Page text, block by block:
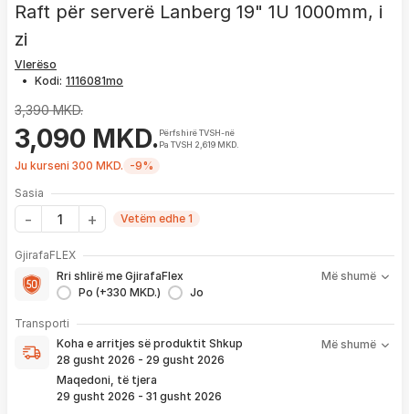
Raft për serverë Lanberg 19" 1U 1000mm, i
zi
Vlerëso
• Kodi:
3,390 MKD.
3,090 MKD.Përfshirë TVSH-në
Pa TVSH 2,619 MKD.
Ju kurseni 300 MKD. -9%
Sasia
Vetëm edhe 1
GjirafaFLEX
Rri shlirë me GjirafaFlex
Po (+330 MKD.)
Jo
Më shumë
-Prioritet
1 viti nga blerja
- Kontakt brenda24 hpër servisim, zëvendësim apo kthim
pagesë
Transporti
Koha e arritjes së produktit Shkup
28 gusht 2026 - 29 gusht 2026
Maqedoni, të tjera
29 gusht 2026 - 31 gusht 2026
Më shumë
Koha e arritjes së produktit nënkupton periudhën prej kur
bëhet verifikimi i porosisë suaj, dhe njoftimit për verifikim
që ju e pranoni përmes email-it apo SMS-it.
Nëse porosia bëhet tani, produkti arrin sipas afatit kohor të
vendosur më lartë. Ju do të njoftoheni në vazhdimësi
përmes emailit rreth vendndodhjes së porosisë suaj, duke